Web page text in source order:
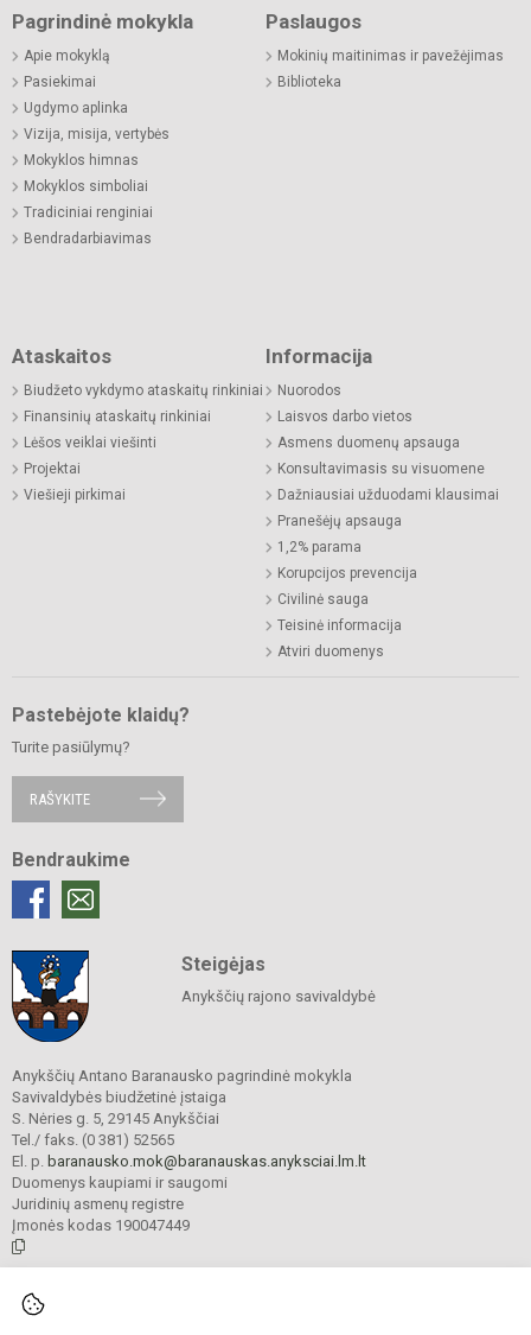
Pagrindinė mokykla
Apie mokyklą
Pasiekimai
Ugdymo aplinka
Vizija, misija, vertybės
Mokyklos himnas
Mokyklos simboliai
Tradiciniai renginiai
Bendradarbiavimas
Paslaugos
Mokinių maitinimas ir pavežėjimas
Biblioteka
Ataskaitos
Biudžeto vykdymo ataskaitų rinkiniai
Finansinių ataskaitų rinkiniai
Lėšos veiklai viešinti
Projektai
Viešieji pirkimai
Informacija
Nuorodos
Laisvos darbo vietos
Asmens duomenų apsauga
Konsultavimasis su visuomene
Dažniausiai užduodami klausimai
Pranešėjų apsauga
1,2% parama
Korupcijos prevencija
Civilinė sauga
Teisinė informacija
Atviri duomenys
Pastebėjote klaidų?
Turite pasiūlymų?
RAŠYKITE
Bendraukime
Steigėjas
Anykščių rajono savivaldybė
Anykščių Antano Baranausko pagrindinė mokykla
Savivaldybės biudžetinė įstaiga
S. Nėries g. 5, 29145 Anykščiai
Tel./ faks. (0 381) 52565
El. p. baranausko.mok@baranauskas.anyksciai.lm.lt
Duomenys kaupiami ir saugomi
Juridinių asmenų registre
Įmonės kodas 190047449